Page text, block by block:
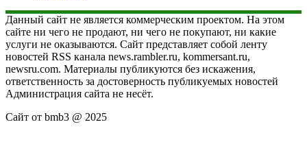
Данный сайт не является коммерческим проектом. На этом
сайте ни чего не продают, ни чего не покупают, ни какие
услуги не оказываются. Сайт представляет собой ленту
новостей RSS канала news.rambler.ru, kommersant.ru,
newsru.com. Материалы публикуются без искажения,
ответственность за достоверность публикуемых новостей
Администрация сайта не несёт.
Сайт от bmb3 @ 2025